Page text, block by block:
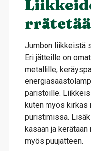
Jumbon liikkeistä
Eri jätteille on
metallille,
paristoille.
kuten myös kirkas
puristimissa.
kasaan ja
myös puujätteen.